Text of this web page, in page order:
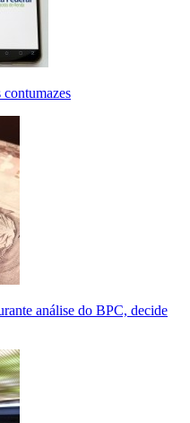
contumazes
análise do BPC, decide